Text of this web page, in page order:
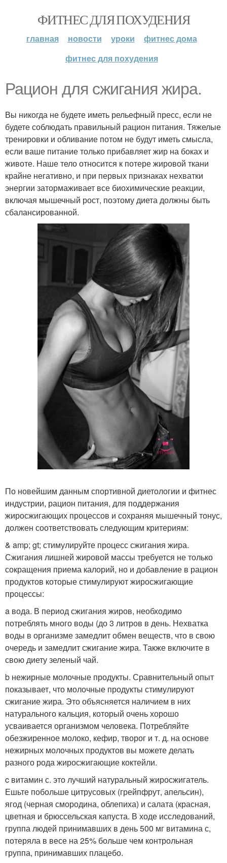
ФИТНЕС ДЛЯ ПОХУДЕНИЯ
главная новости уроки
фитнес дома
фитнес для похудения
Рацион для сжигания жира.
Вы никогда не будете иметь рельефный пресс, если не
будете соблюдать правильный рацион питания. Тяжелые
тренировки и обливание потом не будут иметь смысла,
если ваше питание только прибавляет жир на боках и
животе. Наше тело относится к потере жировой ткани
крайне негативно, и при первых признаках нехватки
энергии затормаживает все биохимические реакции,
включая мышечный рост, поэтому диета должны быть
сбалансированной.
По новейшим данным спортивной диетологии и фитнес
индустрии, рацион питания, для поддержания
жиросжигающих процессов и сохраняя мышечный тонус,
должен соответствовать следующим критериям:
& amp; gt; стимулируйте процесс сжигания жира.
Сжигания лишней жировой массы требуется не только
сокращения приема калорий, но и добавление в рацион
продуктов которые стимулируют жиросжигающие
процессы:
a вода. В период сжигания жиров, необходимо
потреблять много воды (до 3 литров в день. Нехватка
воды в организме замедлит обмен веществ, что в свою
очередь и замедлит сжигание жира. Также включите в
свою диету зеленый чай.
b нежирные молочные продукты. Сравнительный опыт
показывает, что молочные продукты стимулируют
сжигание жира. Это объясняется наличием в них
натурального кальция, который очень хорошо
усваивается организмом человека. Потребляйте
обезжиренное молоко, кефир, творог и т. д. на основе
нежирных молочных продуктов вы можете делать
разного рода жиросжигающие коктейли.
c витамин с. это лучший натуральный жиросжигатель.
Ешьте побольше цитрусовых (грейпфрут, апельсин),
ягод (черная смородина, облепиха) и салата (красная,
цветная и брюссельская капуста. В ходе исследований,
группа людей принимавших в день 500 мг витамина с,
потеряла в весе на 25% больше чем контрольная
группа, принимавших плацебо.